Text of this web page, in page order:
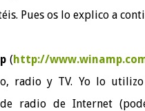
Pues os lo explico a
(http://
radio y TV. Yo lo
radio de Internet